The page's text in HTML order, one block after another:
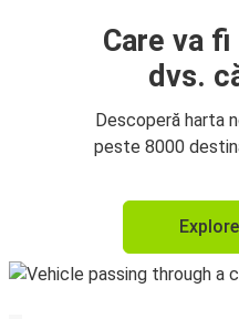
Care va
dvs.
Descoperă harta
peste 8000